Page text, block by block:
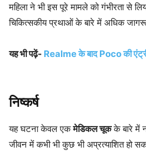
महिला ने भी इस पूरे मामले को गंभीरता से
चिकित्सकीय प्रथाओं के बारे में अधिक
यह भी पढ़ें- Realme के बाद Poco की
निष्कर्ष
यह घटना केवल एकमेडिकल चूकके बारे में
जीवन में कभी भी कुछ भी अप्रत्याशित हो